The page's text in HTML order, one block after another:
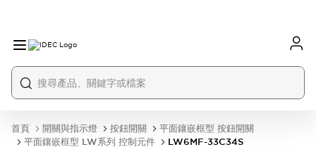
首頁 開關與指示燈 按鈕開關
平面鑲嵌框型 按鈕開關
平面鑲嵌框型 LW系列 控制元件
LW6MF-33C34S